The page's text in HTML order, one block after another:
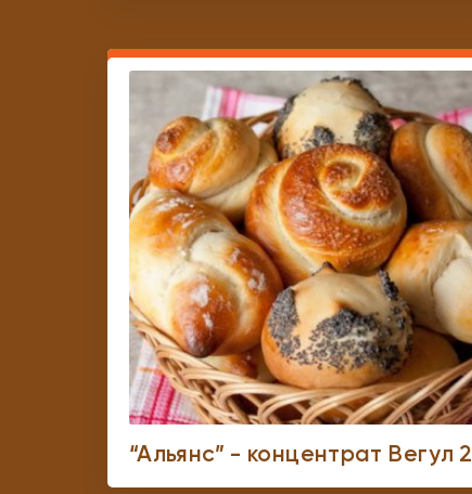
“Альянс” - концентрат Вегул 2